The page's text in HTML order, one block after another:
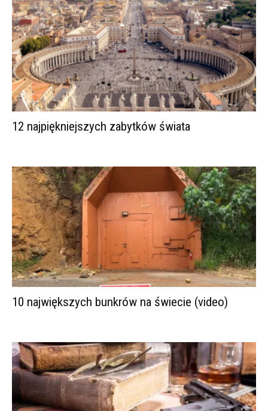
12 najpiękniejszych zabytków świata
10 największych bunkrów na świecie (video)